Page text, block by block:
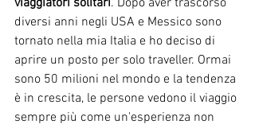
diversi anni negli USA e Messico sono
tornato nella mia Italia e ho deciso di
aprire un posto per solo traveller. Ormai
sono 50 milioni nel mondo e la tendenza
è in crescita, le persone vedono il viaggio
sempre più come un'esperienza non